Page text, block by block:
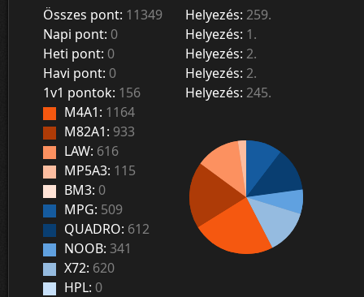
Összes pont: 11349 Helyezés: 259.
Napi pont: 0 Helyezés: 1.
Heti pont: 0 Helyezés: 2.
Havi pont: 0 Helyezés: 2.
1v1 pontok: 156 Helyezés: 245.
M4A1: 1164
M82A1: 933
LAW: 616
MP5A3: 115
BM3: 0
MPG: 509
QUADRO: 612
NOOB: 341
X72: 620
HPL: 0